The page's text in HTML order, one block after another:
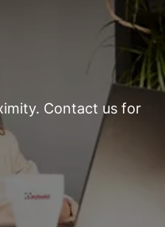
Contact us for